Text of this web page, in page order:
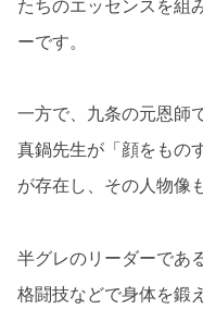
たちのエッセンスを組
ーです。
一方で、九条の元恩師
真鍋先生が「顔をもの
が存在し、その人物像
半グレのリーダーであ
格闘技などで身体を鍛